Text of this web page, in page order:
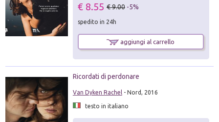
€ 8.55 € 9.00 -5%
spedito in 24h
aggiungi al carrello
Ricordati di perdonare
Van Dyken Rachel- Nord, 2016
testo in italiano